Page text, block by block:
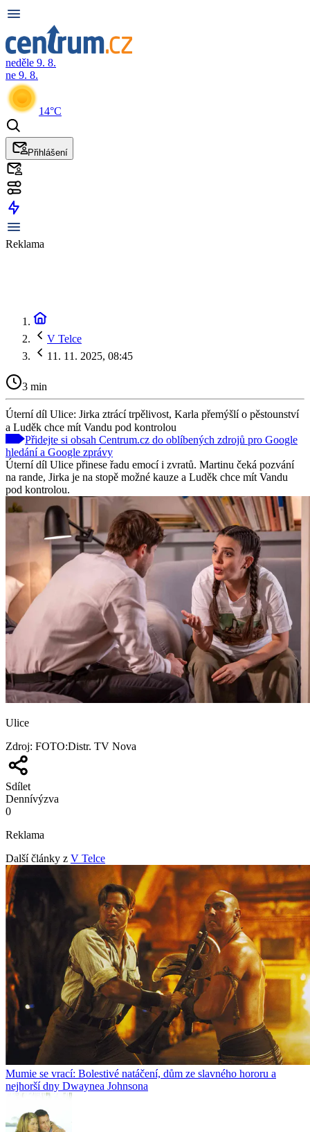
neděle 9. 8.
ne 9. 8.
14°C
Přihlášení
Reklama
V Telce
11. 11. 2025, 08:45
3 min
Úterní díl Ulice: Jirka ztrácí trpělivost, Karla přemýšlí o pěstounství
a Luděk chce mít Vandu pod kontrolou
Přidejte si obsah Centrum.cz do oblíbených zdrojů pro Google
hledání a Google zprávy
Úterní díl Ulice přinese řadu emocí i zvratů. Martinu čeká pozvání
na rande, Jirka je na stopě možné kauze a Luděk chce mít Vandu
pod kontrolou.
Ulice
Zdroj: FOTO:Distr. TV Nova
Sdílet
Dennívýzva
0
Reklama
Další články z V Telce
Mumie se vrací: Bolestivé natáčení, dům ze slavného hororu a
nejhorší dny Dwaynea Johnsona